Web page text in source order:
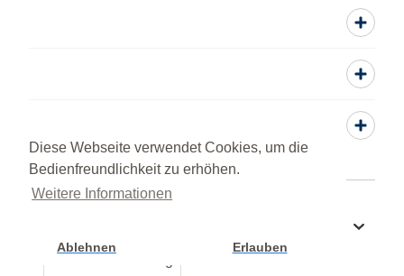
Diese Webseite verwendet Cookies, um die
Bedienfreundlichkeit zu erhöhen.
Weitere Informationen
Ablehnen Erlauben